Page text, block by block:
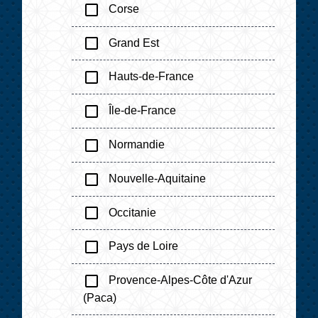
check_box_outline_blank Corse
check_box_outline_blank Grand Est
check_box_outline_blank Hauts-de-France
check_box_outline_blank Île-de-France
check_box_outline_blank Normandie
check_box_outline_blank Nouvelle-Aquitaine
check_box_outline_blank Occitanie
check_box_outline_blank Pays de Loire
check_box_outline_blank
Provence-Alpes-Côte d'Azur
(Paca)